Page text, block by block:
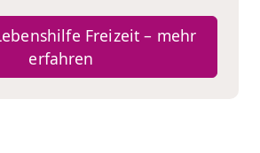
Freizeit – mehr
erfahren